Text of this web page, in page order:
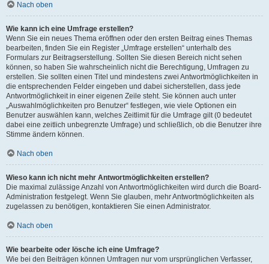
Nach oben
Wie kann ich eine Umfrage erstellen?
Wenn Sie ein neues Thema eröffnen oder den ersten Beitrag eines Themas
bearbeiten, finden Sie ein Register „Umfrage erstellen“ unterhalb des
Formulars zur Beitragserstellung. Sollten Sie diesen Bereich nicht sehen
können, so haben Sie wahrscheinlich nicht die Berechtigung, Umfragen zu
erstellen. Sie sollten einen Titel und mindestens zwei Antwortmöglichkeiten in
die entsprechenden Felder eingeben und dabei sicherstellen, dass jede
Antwortmöglichkeit in einer eigenen Zeile steht. Sie können auch unter
„Auswahlmöglichkeiten pro Benutzer“ festlegen, wie viele Optionen ein
Benutzer auswählen kann, welches Zeitlimit für die Umfrage gilt (0 bedeutet
dabei eine zeitlich unbegrenzte Umfrage) und schließlich, ob die Benutzer ihre
Stimme ändern können.
Nach oben
Wieso kann ich nicht mehr Antwortmöglichkeiten erstellen?
Die maximal zulässige Anzahl von Antwortmöglichkeiten wird durch die Board-
Administration festgelegt. Wenn Sie glauben, mehr Antwortmöglichkeiten als
zugelassen zu benötigen, kontaktieren Sie einen Administrator.
Nach oben
Wie bearbeite oder lösche ich eine Umfrage?
Wie bei den Beiträgen können Umfragen nur vom ursprünglichen Verfasser,